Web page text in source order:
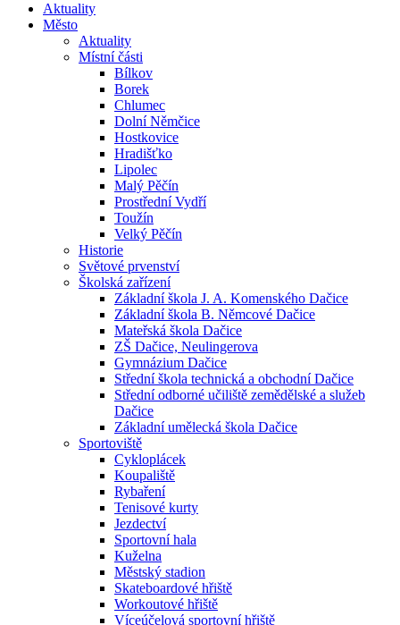
Aktuality
Město
Aktuality
Místní části
Bílkov
Borek
Chlumec
Dolní Němčice
Hostkovice
Hradišťko
Lipolec
Malý Pěčín
Prostřední Vydří
Toužín
Velký Pěčín
Historie
Světové prvenství
Školská zařízení
Základní škola J. A. Komenského Dačice
Základní škola B. Němcové Dačice
Mateřská škola Dačice
ZŠ Dačice, Neulingerova
Gymnázium Dačice
Střední škola technická a obchodní Dačice
Střední odborné učiliště zemědělské a služeb
Dačice
Základní umělecká škola Dačice
Sportoviště
Cykloplácek
Koupaliště
Rybaření
Tenisové kurty
Jezdectví
Sportovní hala
Kuželna
Městský stadion
Skateboardové hřiště
Workoutové hřiště
Víceúčelová sportovní hřiště